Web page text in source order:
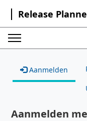
Release
Aanmelden
Aanmelden